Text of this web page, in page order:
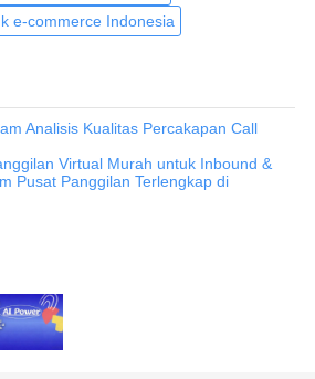
e-commerce Indonesia
Analisis Kualitas Percakapan Call
Virtual Murah untuk Inbound &
Pusat Panggilan Terlengkap di